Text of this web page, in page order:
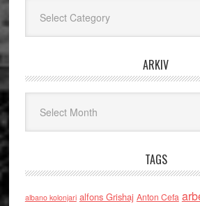
ARKIV
TAGS
albano kolonjari alfons Grishaj Anton Cefa